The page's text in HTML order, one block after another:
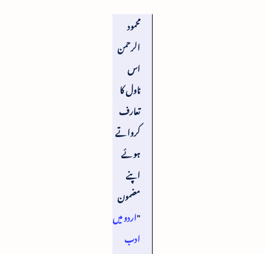
محمود
الرحمن
اس
ناول کا
تعارف
کرواتے
ہوئے
اپنے
مضمون
"اردو میں
ادب